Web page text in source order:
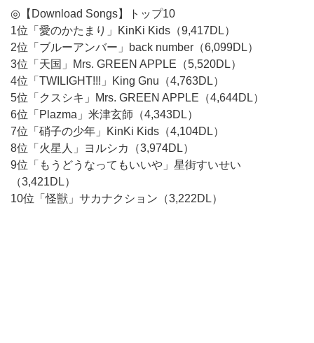
◎【Download Songs】トップ10
1位「愛のかたまり」KinKi Kids（9,417DL）
2位「ブルーアンバー」back number（6,099DL）
3位「天国」Mrs. GREEN APPLE（5,520DL）
4位「TWILIGHT!!!」King Gnu（4,763DL）
5位「クスシキ」Mrs. GREEN APPLE（4,644DL）
6位「Plazma」米津玄師（4,343DL）
7位「硝子の少年」KinKi Kids（4,104DL）
8位「火星人」ヨルシカ（3,974DL）
9位「もうどうなってもいいや」星街すいせい
（3,421DL）
10位「怪獣」サカナクション（3,222DL）